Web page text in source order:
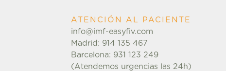
ATENCIÓN AL PACIENTE
info@imf-easyfiv.com
Madrid: 914 135 467
Barcelona: 931 123 249
(Atendemos urgencias las 24h)